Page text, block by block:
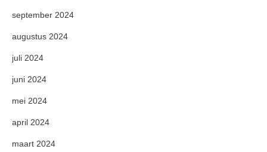
september 2024
augustus 2024
juli 2024
juni 2024
mei 2024
april 2024
maart 2024